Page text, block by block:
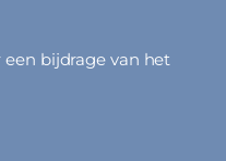
bijdrage van het